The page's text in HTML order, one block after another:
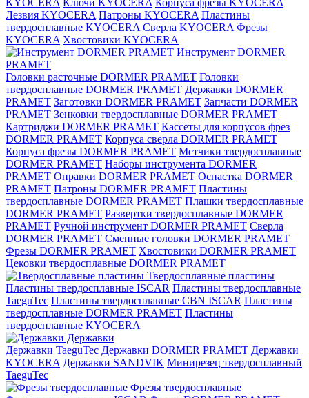
KYOCERA Ключи KYOCERA Корпуса фрезы KYOCERA
Лезвия KYOCERA Патроны KYOCERA Пластины
твердосплавные KYOCERA Сверла KYOCERA Фрезы
KYOCERA Хвостовики KYOCERA
Инструмент DORMER
PRAMET
Головки расточные DORMER PRAMET Головки
твердосплавные DORMER PRAMET Державки DORMER
PRAMET Заготовки DORMER PRAMET Запчасти DORMER
PRAMET Зенковки твердосплавные DORMER PRAMET
Картриджи DORMER PRAMET Кассеты для корпусов фрез
DORMER PRAMET Корпуса сверла DORMER PRAMET
Корпуса фрезы DORMER PRAMET Метчики твердосплавные
DORMER PRAMET Наборы инструмента DORMER
PRAMET Оправки DORMER PRAMET Оснастка DORMER
PRAMET Патроны DORMER PRAMET Пластины
твердосплавные DORMER PRAMET Плашки твердосплавные
DORMER PRAMET Развертки твердосплавные DORMER
PRAMET Ручной инструмент DORMER PRAMET Сверла
DORMER PRAMET Сменные головки DORMER PRAMET
Фрезы DORMER PRAMET Хвостовики DORMER PRAMET
Цековки твердосплавные DORMER PRAMET
Твердосплавные пластины
Пластины твердосплавные ISCAR Пластины твердосплавные
TaeguTec Пластины твердосплавные CBN ISCAR Пластины
твердосплавные DORMER PRAMET Пластины
твердосплавные KYOCERA
Державки
Державки TaeguTec Державки DORMER PRAMET Державки
KYOCERA Державки SANDVIK Минирезец твердосплавный
TaeguTec
Фрезы твердосплавные